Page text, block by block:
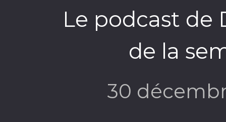
Le podcast de
de la
30